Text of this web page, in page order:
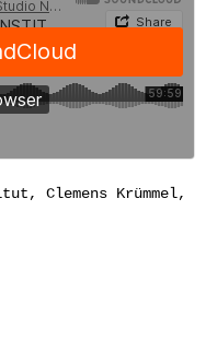
Clemens Krümmel,